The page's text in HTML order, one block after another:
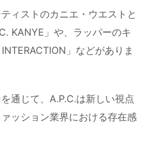
ィストのカニエ・ウエストと
KANYE」や、ラッパーのキ
」などがありま
通じて、A.P.C.は新しい視点
ッション業界における存在感